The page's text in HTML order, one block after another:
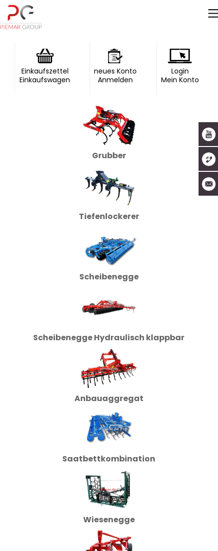
Einkaufszettel
Einkaufswagen
neues Konto
Anmelden
Login
Mein Konto
Grubber
Tiefenlockerer
Scheibenegge
Scheibenegge Hydraulisch klappbar
Anbauaggregat
Saatbettkombination
Wiesenegge